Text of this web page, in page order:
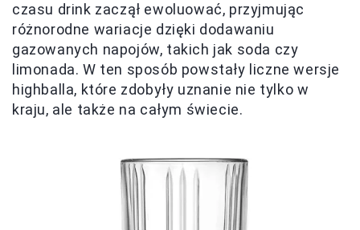
czasu drink zaczął ewoluować, przyjmując
różnorodne wariacje dzięki dodawaniu
gazowanych napojów, takich jak soda czy
limonada. W ten sposób powstały liczne wersje
highballa, które zdobyły uznanie nie tylko w
kraju, ale także na całym świecie.